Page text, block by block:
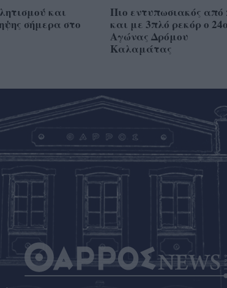
και
σήμερα στο
Πιο εντυπωσιακός από
και με 3πλό ρεκόρ ο
Αγώνας Δρόμου
Καλαμάτας